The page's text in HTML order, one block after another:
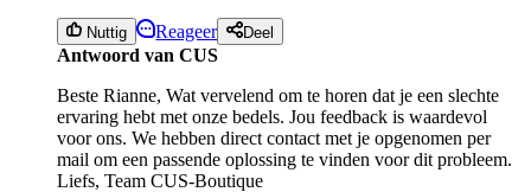
Nuttig Reageer Deel
Antwoord van CUS
Beste Rianne, Wat vervelend om te horen dat je een slechte
ervaring hebt met onze bedels. Jou feedback is waardevol
voor ons. We hebben direct contact met je opgenomen per
mail om een passende oplossing te vinden voor dit probleem.
Liefs, Team CUS-Boutique